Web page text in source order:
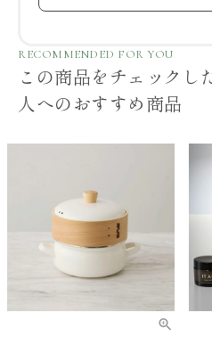
RECOMMENDED FOR YOU
この商品をチェックし
人へのおすすめ商品